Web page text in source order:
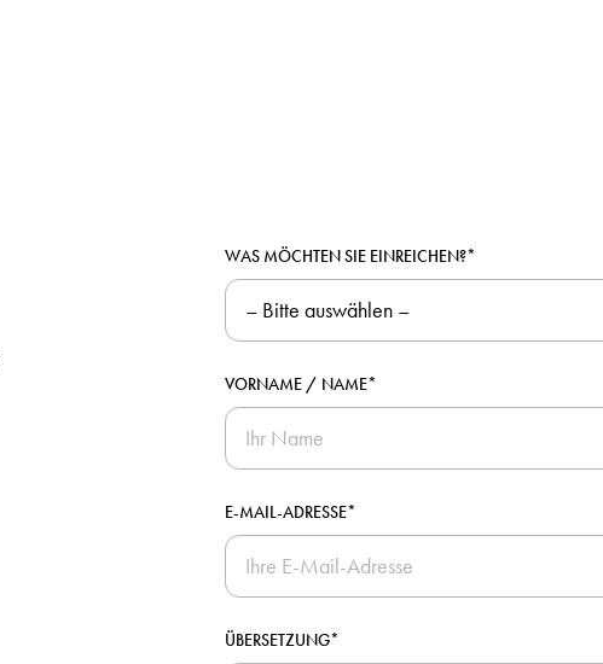
WAS MÖCHTEN SIE EINREICHEN?*
VORNAME / NAME*
E-MAIL-ADRESSE*
ÜBERSETZUNG*